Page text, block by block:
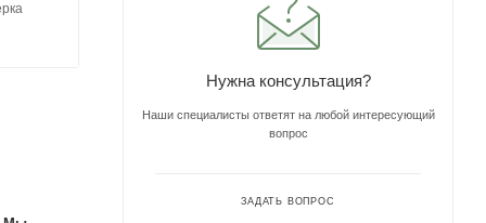
Нужна консультация?
Наши специалисты ответят на любой интересующий
вопрос
ЗАДАТЬ ВОПРОС